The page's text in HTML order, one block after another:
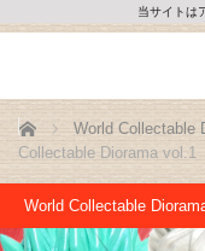
当サイトは
ホーム World Collectable
Collectable Diorama vol.1
World Collectable